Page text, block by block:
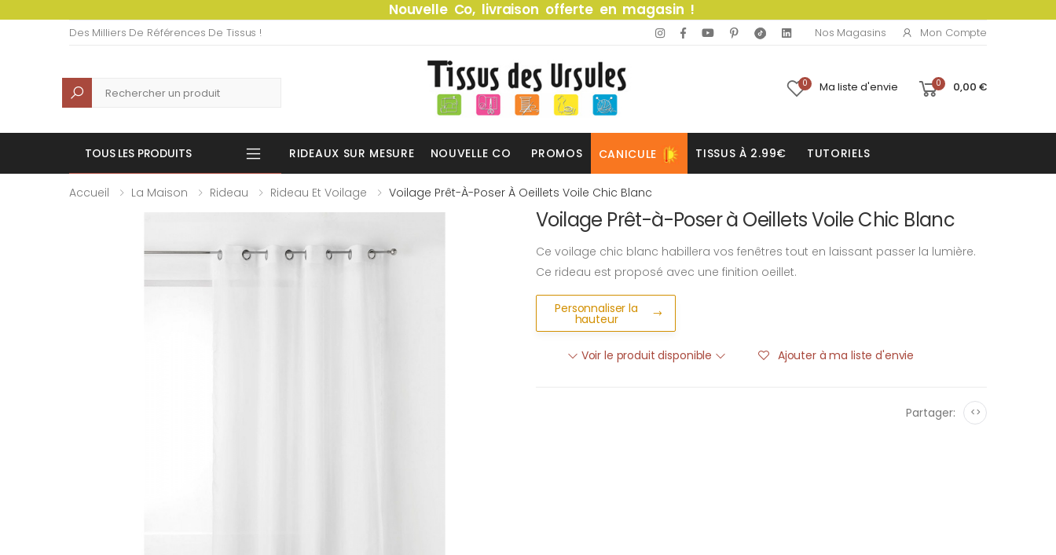
Nouvelle Co, livraison offerte en magasin !
Des Milliers De Références De Tissus ! Nos Magasins Mon Compte
Recherche 0 Ma liste d'envie 0 0,00 €
TOUS LES PRODUITS RIDEAUX SUR MESURE NOUVELLE CO PROMOS CANICULE TISSUS À 2.99€ TUTORIELS
Accueil La Maison Rideau Rideau Et Voilage Voilage Prêt-À-Poser À Oeillets Voile Chic Blanc
Voilage Prêt-à-Poser à Oeillets Voile Chic Blanc
Ce voilage chic blanc habillera vos fenêtres tout en laissant passer la lumière.
Ce rideau est proposé avec une finition oeillet.
Personnaliser la
hauteur
Voir le produit disponible Ajouter à ma liste d'envie
Partager: <>